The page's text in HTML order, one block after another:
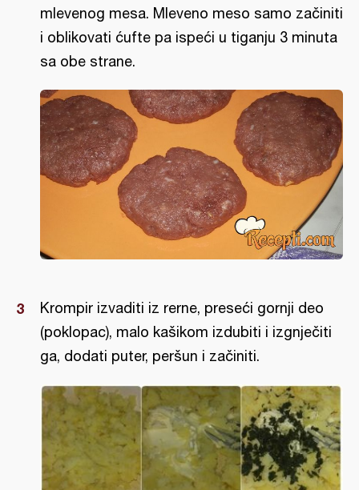
mlevenog mesa. Mleveno meso samo začiniti
i oblikovati ćufte pa ispeći u tiganju 3 minuta
sa obe strane.
Krompir izvaditi iz rerne, preseći gornji deo
(poklopac), malo kašikom izdubiti i izgnječiti
ga, dodati puter, peršun i začiniti.